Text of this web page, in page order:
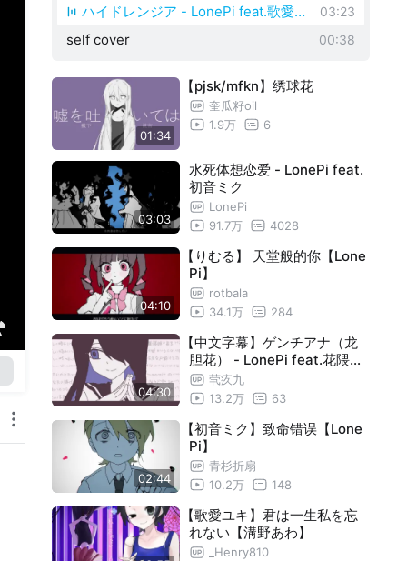
ハイドレンジア - LonePi feat.歌愛ユ
キ
03:23
self cover 00:38
01:34
【pjsk/mfkn】绣球花
奎瓜籽oil
1.9万
6
03:03
水死体想恋爱 - LonePi feat.
初音ミク
LonePi
91.7万
4028
04:10
【りむる】 天堂般的你【Lone
Pi】
rotbala
34.1万
284
04:30
【中文字幕】ゲンチアナ（龙
胆花） - LonePi feat.花隈千
冬 茕疚九
13.2万
63
02:44
【初音ミク】致命错误【Lone
Pi】
青杉折扇
10.2万
148
【歌愛ユキ】君は一生私を忘
れない【溝野あわ】
_Henry810